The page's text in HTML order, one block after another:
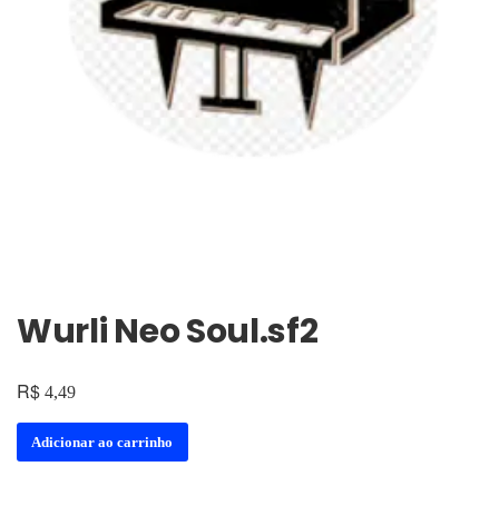
Wurli Neo Soul.sf2
R$ 4,49
Adicionar ao carrinho